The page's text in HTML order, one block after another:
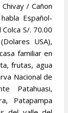
/ Cañon
Español-
S/. 70.00
USA),
familiar en
frutas, agua
Nacional de
Patahuasi,
Patapampa